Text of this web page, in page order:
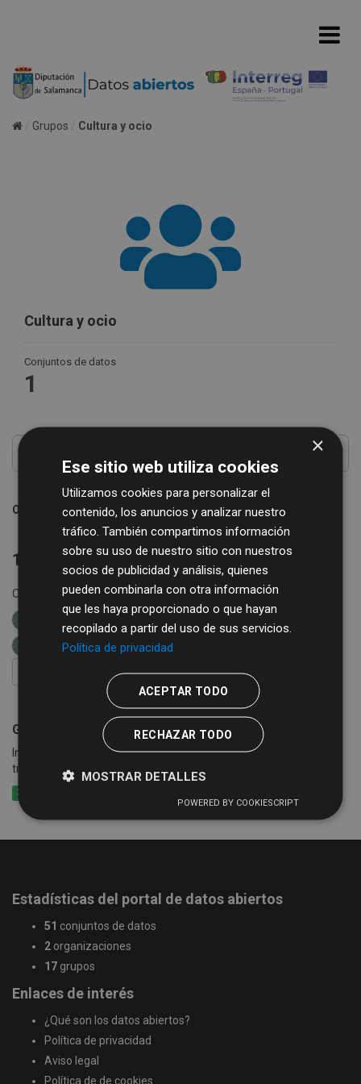
Grupos Cultura y ocio
Cultura y ocio
Conjuntos de datos
1
Ordenar por
1 conjunto de datos encontrado
Organizaciones: Diputación de Salamanca
Formatos:
etiquetas:
espectáculos
FILTRAR RESULTADOS
Guía de Recursos Culturales
Información sobre grupos, artistas, empresas..., que se ofertan a
través de la Guía de Recursos Culturales
XLSX
Estadísticas del portal de datos abiertos
51 conjuntos de datos
2 organizaciones
17 grupos
Enlaces de interés
¿Qué son los datos abiertos?
Política de privacidad
Aviso legal
Política de de cookies
×
Ese sitio web utiliza cookies
Utilizamos cookies para personalizar el
contenido, los anuncios y analizar nuestro
tráfico. También compartimos información
sobre su uso de nuestro sitio con nuestros
socios de publicidad y análisis, quienes
pueden combinarla con otra información
que les haya proporcionado o que hayan
recopilado a partir del uso de sus servicios.
Política de privacidad
ACEPTAR TODO
RECHAZAR TODO
MOSTRAR DETALLES
POWERED BY COOKIESCRIPT